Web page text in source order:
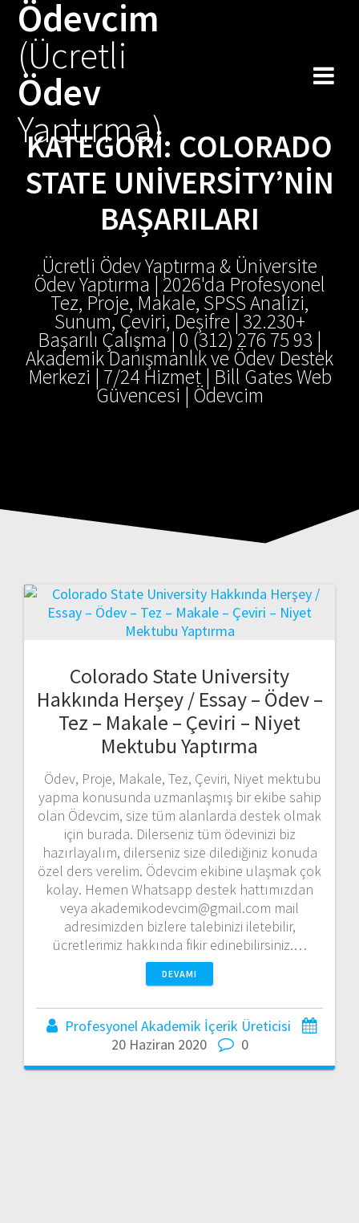
Ödevcim
(Ücretli
Ödev
Yaptırma)
KATEGORI: COLORADO
STATE UNIVERSITY’NIN
BAŞARILARI
Ücretli Ödev Yaptırma & Üniversite
Ödev Yaptırma | 2026'da Profesyonel
Tez, Proje, Makale, SPSS Analizi,
Sunum, Çeviri, Deşifre | 32.230+
Başarılı Çalışma | 0 (312) 276 75 93 |
Akademik Danışmanlık ve Ödev Destek
Merkezi | 7/24 Hizmet | Bill Gates Web
Güvencesi | Ödevcim
Colorado State University
Hakkında Herşey / Essay – Ödev –
Tez – Makale – Çeviri – Niyet
Mektubu Yaptırma
Ödev, Proje, Makale, Tez, Çeviri, Niyet mektubu
yapma konusunda uzmanlaşmış bir ekibe sahip
olan Ödevcim, size tüm alanlarda destek olmak
için burada. Dilerseniz tüm ödevinizi biz
hazırlayalım, dilerseniz size dilediğiniz konuda
özel ders verelim. Ödevcim ekibine ulaşmak çok
kolay. Hemen Whatsapp destek hattımızdan
veya akademikodevcim@gmail.com mail
adresimizden bizlere talebinizi iletebilir,
ücretlerimiz hakkında fikir edinebilirsiniz.…
DEVAMI
Profesyonel Akademik İçerik Üreticisi
20 Haziran 2020
0